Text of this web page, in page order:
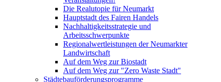
Die Realutopie für Neumarkt
Hauptstadt des Fairen Handels
Nachhaltigkeitsstrategie und
Arbeitsschwerpunkte
Regionalwertleistungen der Neumarkter
Landwirtschaft
Auf dem Weg zur Biostadt
Auf dem Weg zur "Zero Waste Stadt"
Städtebauförderungsprogramme